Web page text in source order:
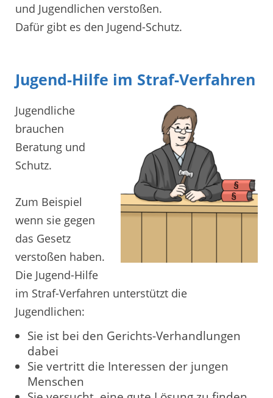
und Jugendlichen verstoßen.
Dafür gibt es den Jugend-Schutz.
Jugend-Hilfe im Straf-Verfahren
Jugendliche
brauchen
Beratung und
Schutz.
Zum Beispiel
wenn sie gegen
das Gesetz
verstoßen haben.
Die Jugend-Hilfe
im Straf-Verfahren unterstützt die
Jugendlichen:
Sie ist bei den Gerichts-Verhandlungen
dabei
Sie vertritt die Interessen der jungen
Menschen